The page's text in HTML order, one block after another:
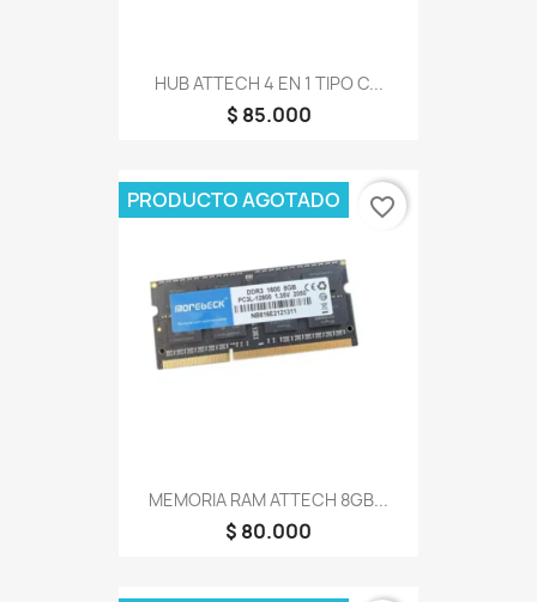
HUB ATTECH 4 EN 1 TIPO C...
$ 85.000
MEMORIA RAM ATTECH 8GB...
$ 80.000
PRODUCTO AGOTADO favorite_border